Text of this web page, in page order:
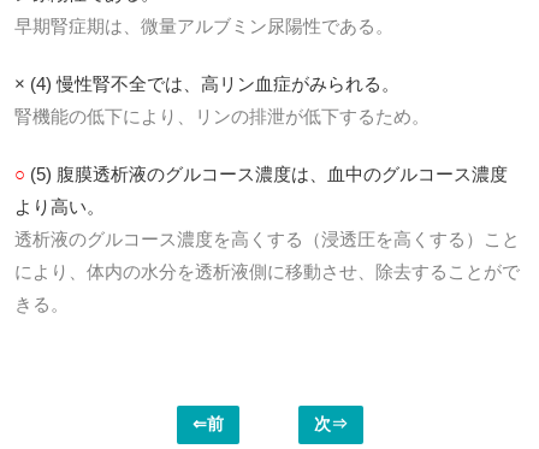
早期腎症期は、微量アルブミン尿陽性である。
× (4) 慢性腎不全では、高リン血症がみられる。
腎機能の低下により、リンの排泄が低下するため。
○ (5) 腹膜透析液のグルコース濃度は、血中のグルコース濃度
より高い。
透析液のグルコース濃度を高くする（浸透圧を高くする）こと
により、体内の水分を透析液側に移動させ、除去することがで
きる。
⇐前 次⇒